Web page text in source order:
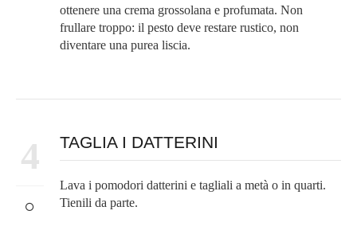
ottenere una crema grossolana e profumata. Non
frullare troppo: il pesto deve restare rustico, non
diventare una purea liscia.
4 TAGLIA I DATTERINI
Lava i pomodori datterini e tagliali a metà o in quarti.
Tienili da parte.